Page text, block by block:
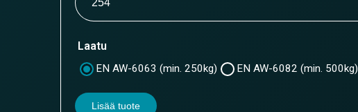
Laatu
EN AW-6063 (min. 250kg) EN AW-6082 (min. 500kg)
Lisää tuote